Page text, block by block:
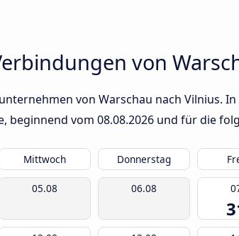
von
von Warschau nach Vilnius.
beginnend vom 08.08.2026 und für die
Mittwoch Donnerstag
05.08 06.08